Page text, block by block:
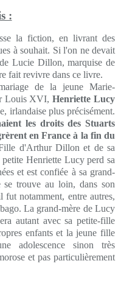
:
la fiction, en livrant des
à souhait. Si l'on ne devait
Lucie Dillon, marquise de
fait revivre dans ce livre.
de la jeune Marie-
Louis XVI,Henriette Lucy
irlandaise plus précisément.
les droits des Stuarts
en France à la fin du
d'Arthur Dillon et de sa
Henriette Lucy perd sa
et est confiée à sa grand-
se trouve au loin, dans son
notamment, entre autres,
La grand-mère de Lucy
autant avec sa petite-fille
enfants et la jeune fille
adolescence sinon très
et pas particulièrement